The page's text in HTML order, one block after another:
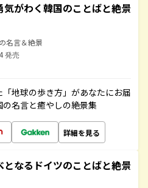
気がわく韓国のことばと絶景
名言＆絶景
発売
地球の歩き方」があなたにお届
名言と癒やしの絶景集
詳細を見る
となるドイツのことばと絶景